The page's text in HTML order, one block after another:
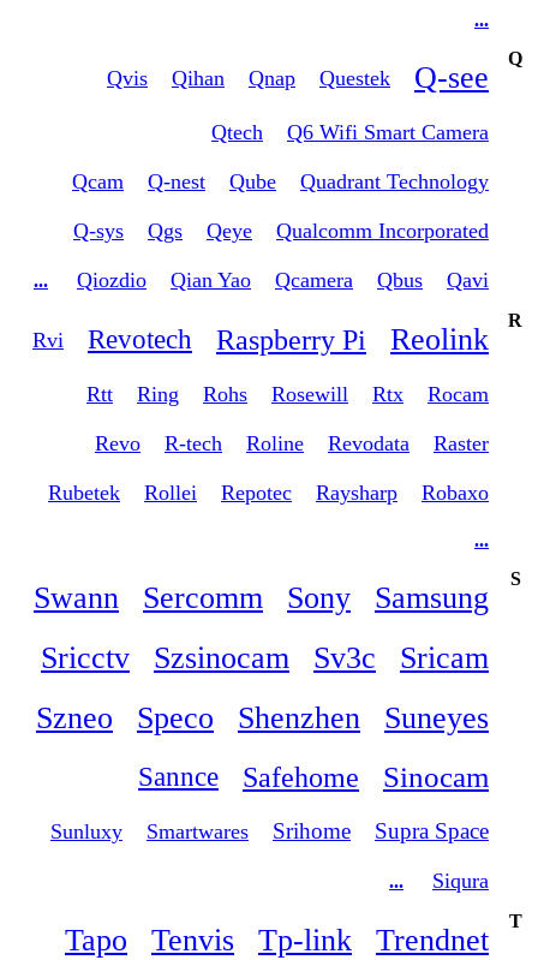
...
Q
Q-see
Questek
Qnap
Qihan
Qvis
Q6 Wifi Smart Camera
Qtech
Quadrant Technology
Qube
Q-nest
Qcam
Qualcomm Incorporated
Qeye
Qgs
Q-sys
Qavi
Qbus
Qcamera
Qian Yao
Qiozdio
...
R
Reolink
Raspberry Pi
Revotech
Rvi
Rocam
Rtx
Rosewill
Rohs
Ring
Rtt
Raster
Revodata
Roline
R-tech
Revo
Robaxo
Raysharp
Repotec
Rollei
Rubetek
...
S
Samsung
Sony
Sercomm
Swann
Sricam
Sv3c
Szsinocam
Sricctv
Suneyes
Shenzhen
Speco
Szneo
Sinocam
Safehome
Sannce
Supra Space
Srihome
Smartwares
Sunluxy
Siqura
...
T
Trendnet
Tp-link
Tenvis
Tapo